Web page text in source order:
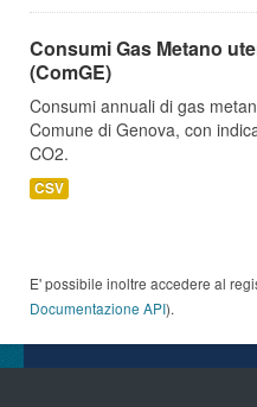
Consumi Gas Metano
(ComGE)
Consumi annuali di gas
Comune di Genova, con
CO2.
CSV
E' possibile inoltre accedere al
Documentazione API).